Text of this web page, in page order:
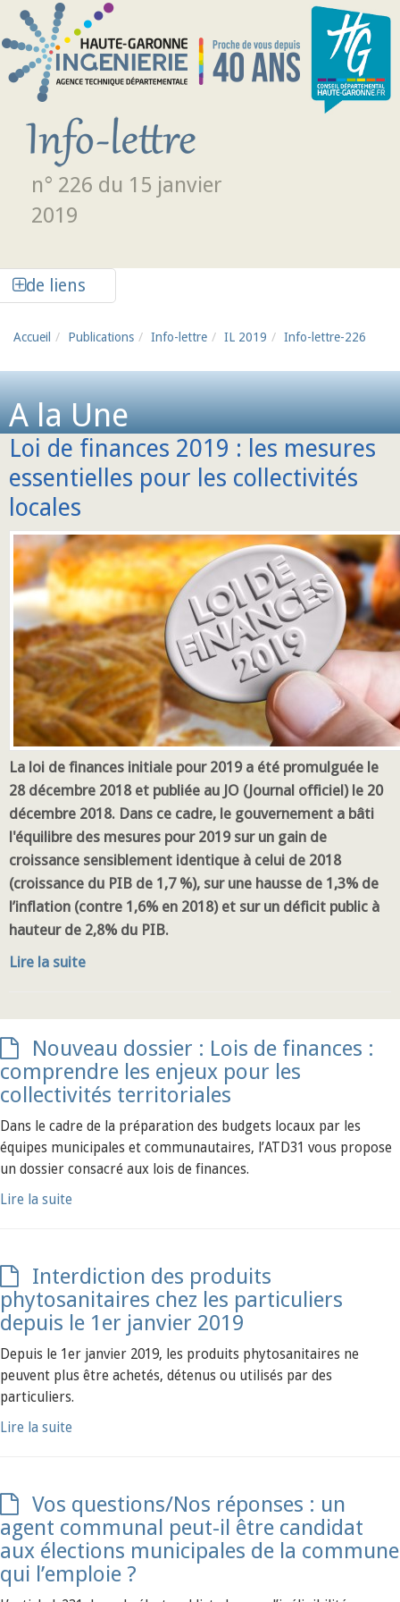
Aller au contenu principal
n° 226 du 15 janvier
2019
de liens
Accueil Publications Info-lettre IL 2019 Info-lettre-226
A la Une
Loi de finances 2019 : les mesures
essentielles pour les collectivités
locales
La loi de finances initiale pour 2019 a été promulguée le
28 décembre 2018 et publiée au JO (Journal officiel) le 20
décembre 2018. Dans ce cadre, le gouvernement a bâti
l'équilibre des mesures pour 2019 sur un gain de
croissance sensiblement identique à celui de 2018
(croissance du PIB de 1,7 %), sur une hausse de 1,3% de
l’inflation (contre 1,6% en 2018) et sur un déficit public à
hauteur de 2,8% du PIB.
Lire la suite
Nouveau dossier : Lois de finances :
comprendre les enjeux pour les
collectivités territoriales
Dans le cadre de la préparation des budgets locaux par les
équipes municipales et communautaires, l’ATD31 vous propose
un dossier consacré aux lois de finances.
Lire la suite
Interdiction des produits
phytosanitaires chez les particuliers
depuis le 1er janvier 2019
Depuis le 1er janvier 2019, les produits phytosanitaires ne
peuvent plus être achetés, détenus ou utilisés par des
particuliers.
Lire la suite
Vos questions/Nos réponses : un
agent communal peut-il être candidat
aux élections municipales de la commune
qui l’emploie ?